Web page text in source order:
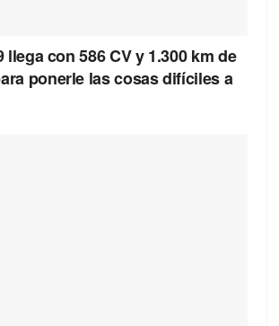
llega con 586 CV y 1.300 km de
ponerle las cosas difíciles a